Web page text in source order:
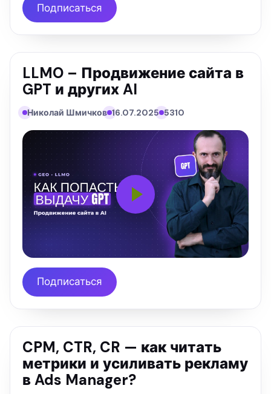
Подписаться
LLMO – Продвижение сайта в
GPT и других AI
Николай Шмичков 16.07.2025 5310
Подписаться
CPM, CTR, CR — как читать
метрики и усиливать рекламу
в Ads Manager?